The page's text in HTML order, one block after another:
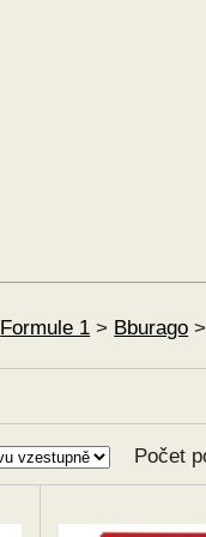
Formule 1 > Bburago >
Počet